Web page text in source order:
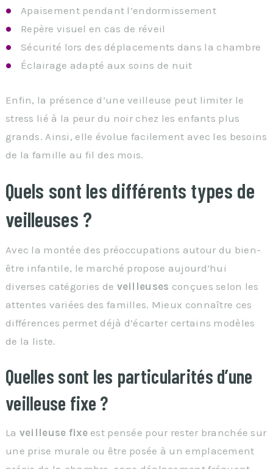
Apaisement pendant l’endormissement
Repère visuel en cas de réveil
Sécurité lors des déplacements dans la chambre
Éclairage adapté aux soins de nuit
Enfin, la présence d’une veilleuse peut limiter le
stress lié à la peur du noir chez les enfants plus
grands. Ainsi, elle évolue facilement avec les besoins
de la famille au fil des mois.
Quels sont les différents types de
veilleuses ?
Avec la montée des préoccupations autour du bien-
être infantile, le marché propose aujourd’hui
diverses catégories de veilleuses conçues selon les
attentes variées des familles. Mieux connaître ces
différences permet déjà d’écarter certains modèles
de la liste.
Quelles sont les particularités d’une
veilleuse fixe ?
La veilleuse fixeest pensée pour rester branchée sur
une prise murale ou être posée à un emplacement